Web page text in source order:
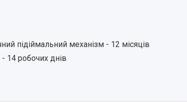
підіймальний механізм - 12 місяців
14 робочих днів